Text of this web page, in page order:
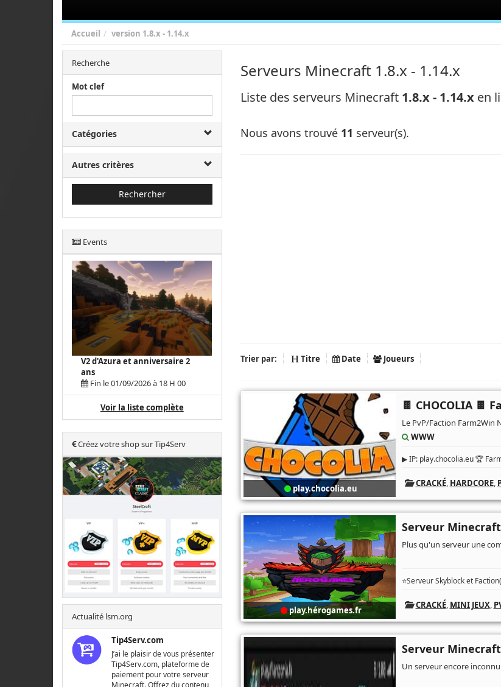
Accueil version 1.8.x - 1.14.x
Recherche
Mot clef
Catégories
Autres critères
Rechercher
Events
V2 d'Azura et anniversaire 2
ans
Fin le 01/09/2026 à 18 H 00
Voir la liste complète
Créez votre shop sur Tip4Serv
Actualité lsm.org
Tip4Serv.com
J’ai le plaisir de vous présenter
Tip4Serv.com, plateforme de
paiement pour votre serveur
Serveurs Minecraft 1.8.x - 1.14.x
Liste des serveurs Minecraft 1.8.x - 1.14.xen
Nous avons trouvé 11 serveur(s).
Trier par: Titre Date Joueurs
play.chocolia.eu
🍫 CHOCOLIA 🍫
Le PvP/Faction Farm2Win
WWW
▶ IP: play.chocolia.eu 🏆
CRACKÉ, HARDCORE,
play.hérogames.fr
Serveur
Plus qu'un serveur une
⭐Serveur Skyblock et
CRACKÉ, MINI JEUX,
Serveur
Un serveur encore